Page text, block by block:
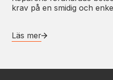
krav på en smidig och
Läs mer